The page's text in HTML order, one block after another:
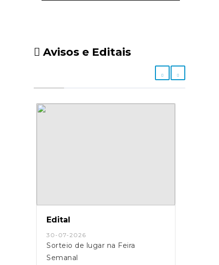
Avisos e Editais
Edital
30-07-2026
Sorteio de lugar na Feira
Semanal